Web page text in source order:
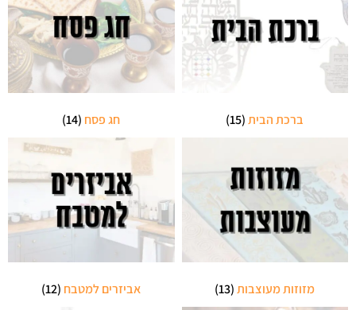
ברכת הבית(15) חג פסח (14)
מזוזות מעוצבות(13) אביזרים למטבח (12)